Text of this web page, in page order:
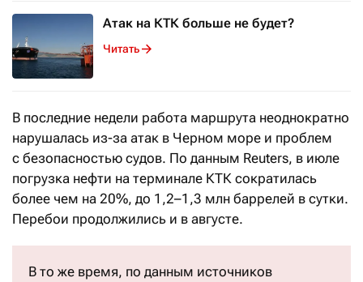
Атак на КТК больше не будет?
Читать
В последние недели работа маршрута неоднократно
нарушалась из-за атак в Черном море и проблем
с безопасностью судов. По данным Reuters, в июле
погрузка нефти на терминале КТК сократилась
более чем на 20%, до 1,2–1,3 млн баррелей в сутки.
Перебои продолжились и в августе.
В то же время, по данным источников